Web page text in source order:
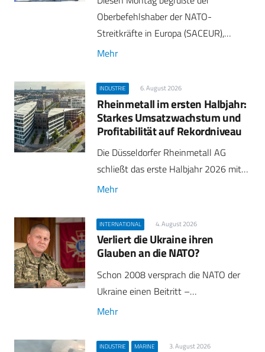
Oberbefehlshaber der NATO-
Streitkräfte in Europa (SACEUR),…
Mehr
INDUSTRIE 6. August 2026
Rheinmetall im ersten Halbjahr:
Starkes Umsatzwachstum und
Profitabilität auf Rekordniveau
Die Düsseldorfer Rheinmetall AG
schließt das erste Halbjahr 2026 mit…
Mehr
INTERNATIONAL 4. August 2026
Verliert die Ukraine ihren
Glauben an die NATO?
Schon 2008 versprach die NATO der
Ukraine einen Beitritt –…
Mehr
INDUSTRIE MARINE 3. August 2026